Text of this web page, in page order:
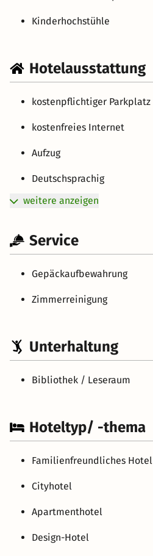
Kinderhochstühle
Hotelausstattung
kostenpflichtiger Parkplatz
kostenfreies Internet
Aufzug
Deutschsprachig
weitere anzeigen
Service
Gepäckaufbewahrung
Zimmerreinigung
Unterhaltung
Bibliothek / Leseraum
Hoteltyp/ -thema
Familienfreundliches Hotel
Cityhotel
Apartmenthotel
Design-Hotel